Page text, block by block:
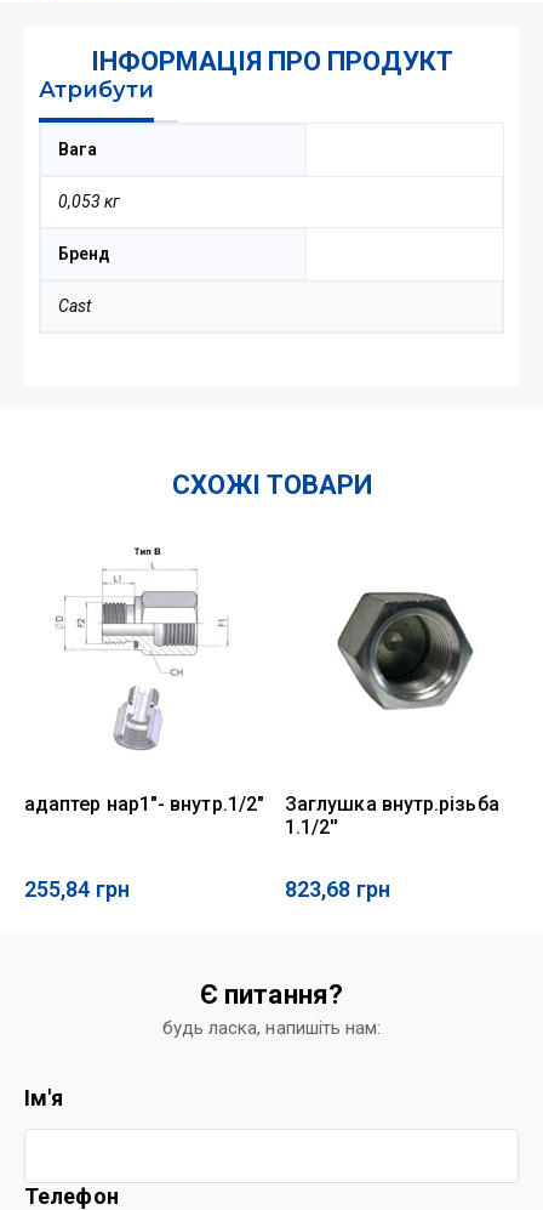
ІНФОРМАЦІЯ ПРО ПРОДУКТ
Атрибути
Вага
0,053 кг
Бренд
Cast
СХОЖІ ТОВАРИ
адаптер нар1"- внутр.1/2"
255,84 грн
Заглушка внутр.різьба
1.1/2''
823,68 грн
Є питання?
будь ласка, напишіть нам:
Ім'я
Телефон